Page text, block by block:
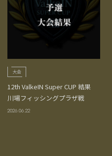
大会
12th ValkeIN Super CUP 結果
川場フィッシングプラザ戦
2026.06.22